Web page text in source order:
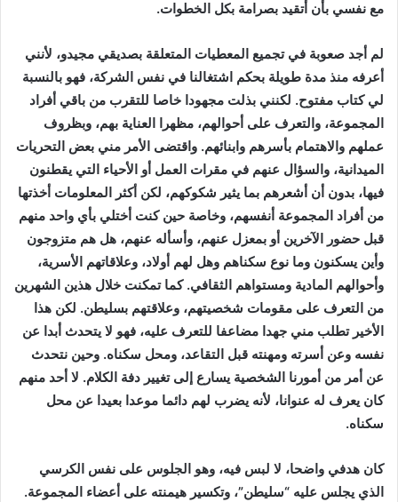
مع نفسي بأن أتقيد بصرامة بكل الخطوات.
لم أجد صعوبة في تجميع المعطيات المتعلقة بصديقي مجيدو، لأنني
أعرفه منذ مدة طويلة بحكم اشتغالنا في نفس الشركة، فهو بالنسبة
لي كتاب مفتوح. لكنني بذلت مجهودا خاصا للتقرب من باقي أفراد
المجموعة، والتعرف على أحوالهم، مظهرا العناية بهم، وبظروف
عملهم والاهتمام بأسرهم وابنائهم. واقتضى الأمر مني بعض التحريات
الميدانية، والسؤال عنهم في مقرات العمل أو الأحياء التي يقطنون
فيها، بدون أن أشعرهم بما يثير شكوكهم، لكن أكثر المعلومات أخذتها
من أفراد المجموعة أنفسهم، وخاصة حين كنت أختلي بأي واحد منهم
قبل حضور الآخرين أو بمعزل عنهم، وأسأله عنهم، هل هم متزوجون
وأين يسكنون وما نوع سكناهم وهل لهم أولاد، وعلاقاتهم الأسرية،
وأحوالهم المادية ومستواهم الثقافي. كما تمكنت خلال هذين الشهرين
من التعرف على مقومات شخصيتهم، وعلاقتهم بسليطن. لكن هذا
الأخير تطلب مني جهدا مضاعفا للتعرف عليه، فهو لا يتحدث أبدا عن
نفسه وعن أسرته ومهنته قبل التقاعد، ومحل سكناه. وحين نتحدث
عن أمر من أمورنا الشخصية يسارع إلى تغيير دفة الكلام. لا أحد منهم
كان يعرف له عنوانا، لأنه يضرب لهم دائما موعدا بعيدا عن محل
سكناه.
كان هدفي واضحا، لا لبس فيه، وهو الجلوس على نفس الكرسي
الذي يجلس عليه “سليطن”، وتكسير هيمنته على أعضاء المجموعة.